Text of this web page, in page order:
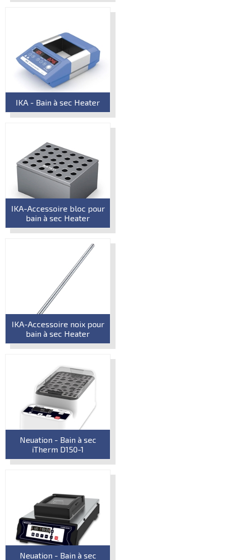
IKA - Bain à sec Heater
IKA-Accessoire bloc pour
bain à sec Heater
IKA-Accessoire noix pour
bain à sec Heater
Neuation - Bain à sec
iTherm D150-1
Neuation - Bain à sec